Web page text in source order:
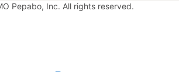
Pepabo, Inc. All rights reserved.